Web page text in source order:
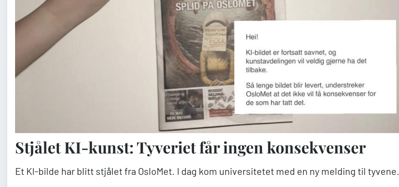
Stjålet KI-kunst: Tyveriet får ingen konsekvenser
Et KI-bilde har blitt stjålet fra OsloMet. I dag kom universitetet med en ny melding til tyvene.